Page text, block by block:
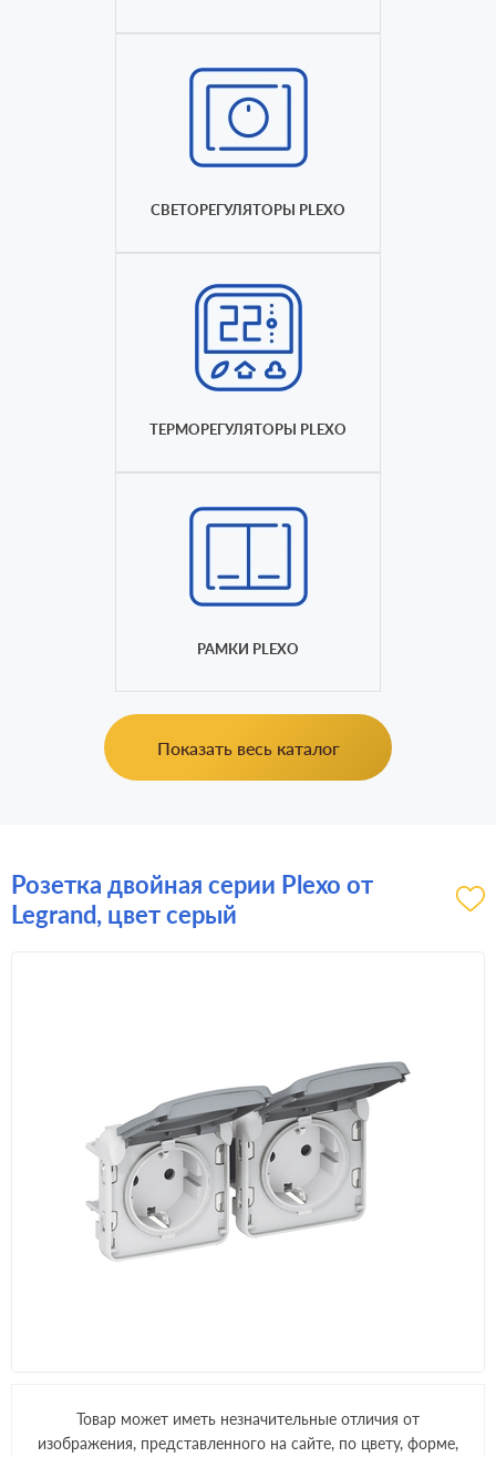
СВЕТОРЕГУЛЯТОРЫ PLEXO
ТЕРМОРЕГУЛЯТОРЫ PLEXO
РАМКИ PLEXO
Показать весь каталог
Розетка двойная серии Plexo от
Legrand, цвет серый
Товар может иметь незначительные отличия от
изображения, представленного на сайте, по цвету, форме,